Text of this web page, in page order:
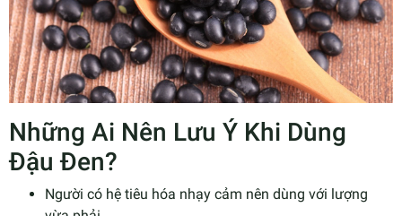
Những Ai Nên Lưu Ý Khi Dùng
Đậu Đen?
Người có hệ tiêu hóa nhạy cảm nên dùng với lượng